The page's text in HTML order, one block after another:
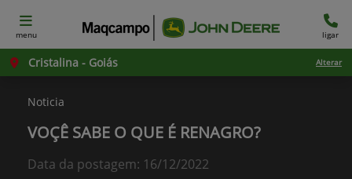
menu ligar
Cristalina - Goiás Alterar
Noticia
VOÇÊ SABE O QUE É RENAGRO?
Data da postagem: 16/12/2022